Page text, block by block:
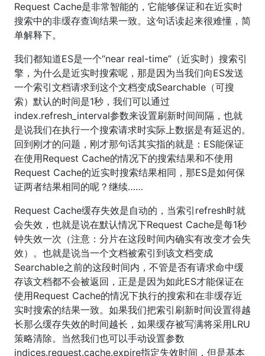
Request Cache是非常智能的，它能够保证和在近实时
搜索中的非缓存查询结果一致。这句话读起来很难懂，简
单解释下。
我们都知道ES是一个“near real-time”（近实时）搜索引
擎，为什么是近实时搜索呢，那是因为当我们向ES发送
一个索引文档请求到这个文档变成Searchable（可搜
索）默认的时间是1秒，我们可以通过
index.refresh_interval参数来设置刷新时间间隔，也就
是说我们在执行一个搜索请求时实际上数据是有延迟的。
回到刚才的问题，刚才那句话其实指的就是：ES能保证
在使用Request Cache的情况下的搜索结果和不使用
Request Cache的近实时搜索结果相同，那ES是如何保
证两者结果相同的呢？继续……
Request Cache缓存失效是自动的，当索引refresh时就
会失效，也就是说在默认情况下Request Cache是每1秒
钟失效一次（注意：分片在这段时间内确实有改变才会失
效）。也就是说当一个文档被索引到该文档变成
Searchable之前的这段时间内，不管是否有请求命中缓
存该文档都不会被返回，正是是因为如此ES才能保证在
使用Request Cache的情况下执行的搜索和在非缓存近
实时搜索的结果一致。如果我们把索引刷新时间设置得越
长那么缓存失效的时间越长，如果缓存被写满将采用LRU
策略清除。当然我们也可以手动设置参数
indices.request.cache.expire指定失效时间，但是基本